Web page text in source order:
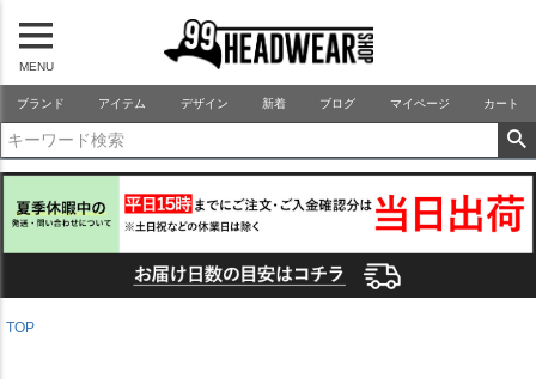
MENU
99HEADWEARSHOP
ブランド アイテム デザイン 新着 ブログ マイページ カート
TOP